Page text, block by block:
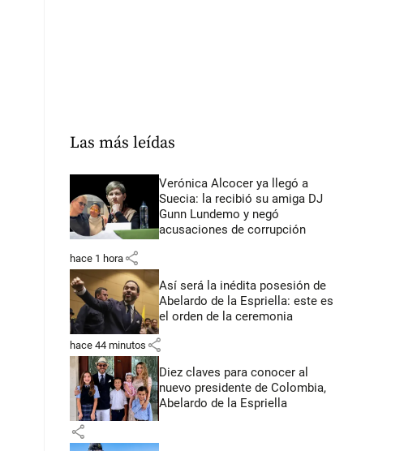
Las más leídas
Verónica Alcocer ya llegó a
Suecia: la recibió su amiga DJ
Gunn Lundemo y negó
acusaciones de corrupción
hace 1 hora share
Así será la inédita posesión de
Abelardo de la Espriella: este es
el orden de la ceremonia
hace 44 minutos share
Diez claves para conocer al
nuevo presidente de Colombia,
Abelardo de la Espriella
share